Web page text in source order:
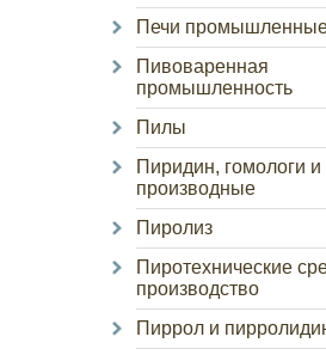
Печи
Пивоваренная
промышленность
Пилы
Пиридин, гомологи и
производные
Пиролиз
Пиротехнические
производство
Пиррол и